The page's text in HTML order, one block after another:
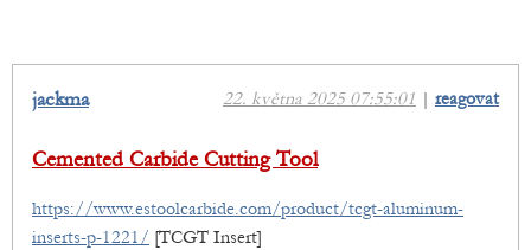
22. května 2025 07:55:01 | reagovat
jackma
Cemented Carbide Cutting Tool
https://www.estoolcarbide.com/product/tcgt-aluminum-
inserts-p-1221/ [TCGT Insert]